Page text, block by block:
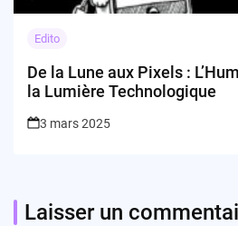
Edito
De la Lune aux Pixels :
la Lumière Technologique
3 mars 2025
Laisser un